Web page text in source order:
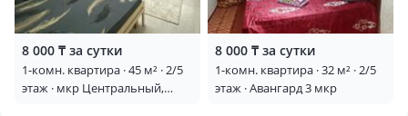
8 000 ₸ за сутки
1-комн. квартира · 45 м² · 2/5
этаж · мкр Центральный,
8 000 ₸ за сутки
1-комн. квартира · 32 м² · 2/5
этаж · Авангард 3 мкр